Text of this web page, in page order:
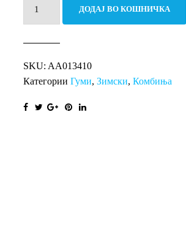
RI
количина
ДОДАЈ ВО КОШНИЧКА
SKU: AA013410
Категории Гуми, Зимски, Комбиња